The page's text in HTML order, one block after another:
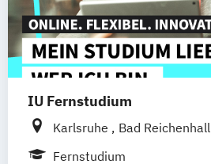
IU Fernstudium
Karlsruhe Bad Reichenhall
Rostock
Fernstudium